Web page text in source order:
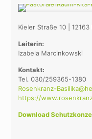
Kieler Straße 10 | 12163
Leiterin:
Izabela Marcinkowski
Kontakt:
Tel. 030/259365-1380
Rosenkranz-
https://
Download